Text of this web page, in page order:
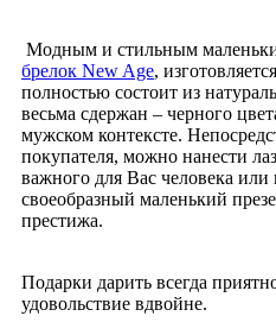
Модным и стильным
брелок New Age,
полностью состоит из
весьма сдержан – черного
мужском контексте.
покупателя, можно нанести
важного для Вас человека
своеобразный маленький
престижа.
Подарки дарить всегда
удовольствие вдвойне.